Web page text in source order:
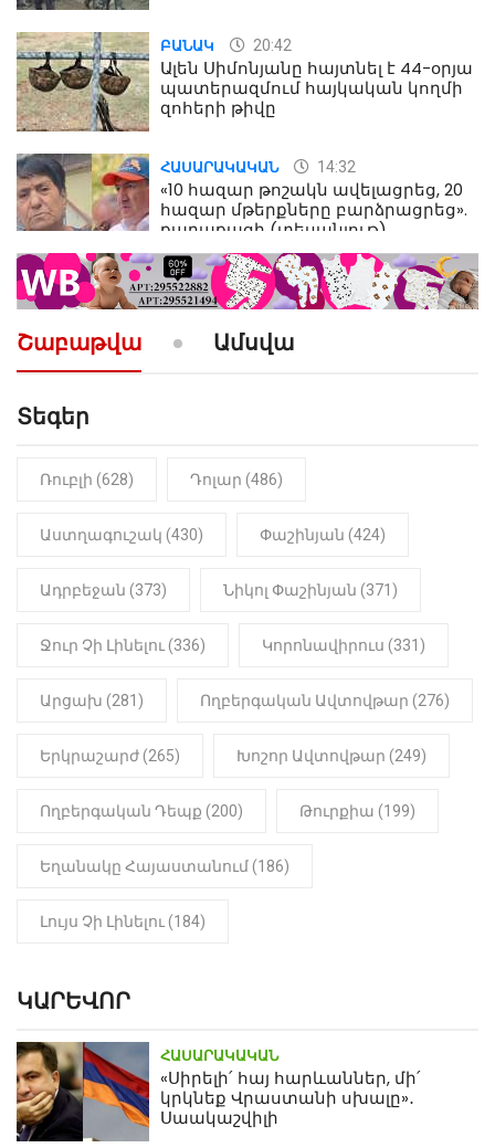
ԲԱՆԱԿ 20:42
Ալեն Սիմոնյանը հայտնել է 44-օրյա
պատերազմում հայկական կողմի
զոհերի թիվը
ՀԱՍԱՐԱԿԱԿԱՆ 14:32
«10 հազար թոշակն ավելացրեց, 20
հազար մթերքները բարձրացրեց».
քաղաքացի (տեսանյութ)
ՔԱՂԱՔԱԿԱՆ 10:52
«Լեզվիդ տալու փոխարեն
արտաբերիր այս երկու
նախադասությունը»․ Իշխան
Նիկոլ Փաշինյան
ԻՐԱԴԱՐՁԱՅԻՆ 22:01
մանկապղծության համար
մարմինը
Շաբաթվա Ամսվա
Տեգեր
Ռուբլի (628) Դոլար (486)
Աստղագուշակ (430) Փաշինյան (424)
Ադրբեջան (373) Նիկոլ Փաշինյան (371)
Ջուր Չի Լինելու (336) Կորոնավիրուս (331)
Արցախ (281) Ողբերգական Ավտովթար (276)
Երկրաշարժ (265) Խոշոր Ավտովթար (249)
Ողբերգական Դեպք (200) Թուրքիա (199)
Եղանակը Հայաստանում (186)
Լույս Չի Լինելու (184)
ԿԱՐԵՎՈՐ
ՀԱՍԱՐԱԿԱԿԱՆ
«Սիրելի՛ հայ հարևաններ, մի՛
կրկնեք Վրաստանի սխալը»․
Սաակաշվիլի